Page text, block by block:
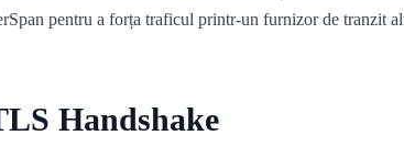
pentru a forța traficul printr-un furnizor de tranzit
Handshake